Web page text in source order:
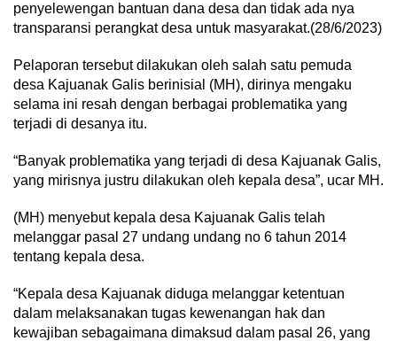
penyelewengan bantuan dana desa dan tidak ada nya
transparansi perangkat desa untuk masyarakat.(28/6/2023)
Pelaporan tersebut dilakukan oleh salah satu pemuda
desa Kajuanak Galis berinisial (MH), dirinya mengaku
selama ini resah dengan berbagai problematika yang
terjadi di desanya itu.
“Banyak problematika yang terjadi di desa Kajuanak Galis,
yang mirisnya justru dilakukan oleh kepala desa”, ucar MH.
(MH) menyebut kepala desa Kajuanak Galis telah
melanggar pasal 27 undang undang no 6 tahun 2014
tentang kepala desa.
“Kepala desa Kajuanak diduga melanggar ketentuan
dalam melaksanakan tugas kewenangan hak dan
kewajiban sebagaimana dimaksud dalam pasal 26, yang